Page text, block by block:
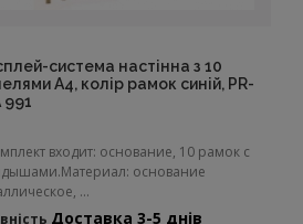
система настінна з 10
A4, колір рамок синій, PR-
991
входит: основание, 10 рамок с
основание
...
Доставка 3-5 днів